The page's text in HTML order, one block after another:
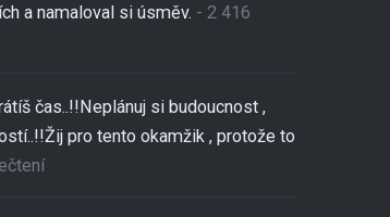
a namaloval si úsměv. - 2 416
čas..!!Neplánuj si budoucnost ,
pro tento okamžik , protože to